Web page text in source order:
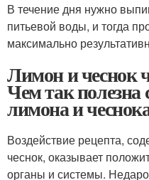
В течение дня нужно
питьевой воды, и тогда
максимально
Лимон и чеснок
Чем так полезна
лимона и
Воздействие рецепта,
чеснок, оказывает
органы и системы.